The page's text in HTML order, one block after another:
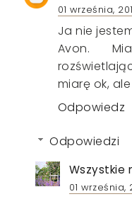
01 września,
Ja nie
Avon.
miarę ok,
Odpowiedz
Odpowiedzi
Wszystkie
01 września,